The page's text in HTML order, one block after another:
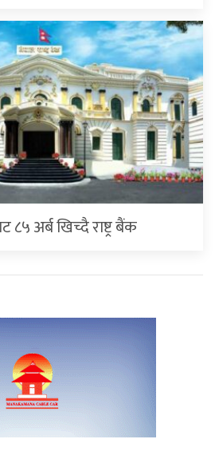
अर्ब खिच्दै राष्ट्र बैंक